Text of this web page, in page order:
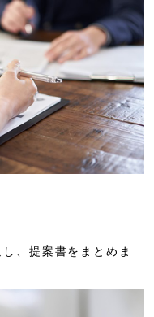
、提案書をまとめま